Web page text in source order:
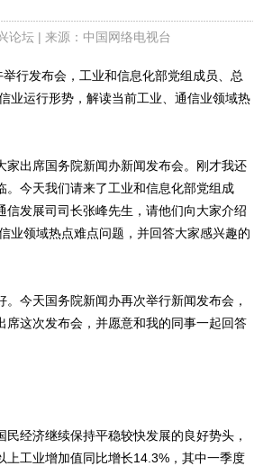
论坛| 来源：中国网络电视台
行发布会，工业和信息化部党组成员、总
业运行形势，解读当前工业、通信业领域热
出席国务院新闻办新闻发布会。刚才我还
今天我们请来了工业和信息化部党组成
发展司司长张峰先生，请他们向大家介绍
业领域热点难点问题，并回答大家感兴趣的
今天国务院新闻办再次举行新闻发布会，
这次发布会，并愿意和我的同事一起回答
经济继续保持平稳较快发展的良好势头，
工业增加值同比增长14.3%，其中一季度